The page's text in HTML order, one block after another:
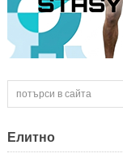
Елитно